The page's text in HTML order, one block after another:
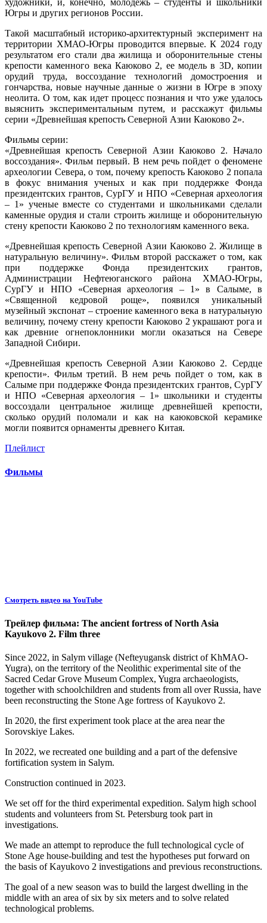
художники, и, конечно, молодежь – студенты и школьники
Югры и других регионов России.
Такой масштабный историко-архитектурный эксперимент на
территории ХМАО-Югры проводится впервые. К 2024 году
результатом его стали два жилища и оборонительные стены
крепости каменного века Каюково 2, ее модель в 3D, копии
орудий труда, воссоздание технологий домостроения и
гончарства, новые научные данные о жизни в Югре в эпоху
неолита. О том, как идет процесс познания и что уже удалось
выяснить экспериментальным путем, и расскажут фильмы
серии «Древнейшая крепость Северной Азии Каюково 2».
Фильмы серии:
«Древнейшая крепость Северной Азии Каюково 2. Начало
воссоздания». Фильм первый. В нем речь пойдет о феномене
археологии Севера, о том, почему крепость Каюково 2 попала
в фокус внимания ученых и как при поддержке Фонда
президентских грантов, СурГУ и НПО «Северная археология
– 1» ученые вместе со студентами и школьниками сделали
каменные орудия и стали строить жилище и оборонительную
стену крепости Каюково 2 по технологиям каменного века.
«Древнейшая крепость Северной Азии Каюково 2. Жилище в
натуральную величину». Фильм второй расскажет о том, как
при поддержке Фонда президентских грантов,
Администрации Нефтеюганского района ХМАО-Югры,
СурГУ и НПО «Северная археология – 1» в Салыме, в
«Священной кедровой роще», появился уникальный
музейный экспонат – строение каменного века в натуральную
величину, почему стену крепости Каюково 2 украшают рога и
как древние огнепоклонники могли оказаться на Севере
Западной Сибири.
«Древнейшая крепость Северной Азии Каюково 2. Сердце
крепости». Фильм третий. В нем речь пойдет о том, как в
Салыме при поддержке Фонда президентских грантов, СурГУ
и НПО «Северная археология – 1» школьники и студенты
воссоздали центральное жилище древнейшей крепости,
сколько орудий поломали и как на каюковской керамике
могли появится орнаменты древнего Китая.
Плейлист
Фильмы
Смотреть видео на YouTube
Трейлер фильма: The ancient fortress of North Asia
Kayukovo 2. Film three
Since 2022, in Salym village (Nefteyugansk district of KhMAO-
Yugra), on the territory of the Neolithic experimental site of the
Sacred Cedar Grove Museum Complex, Yugra archaeologists,
together with schoolchildren and students from all over Russia, have
been reconstructing the Stone Age fortress of Kayukovo 2.
In 2020, the first experiment took place at the area near the
Sorovskiye Lakes.
In 2022, we recreated one building and a part of the defensive
fortification system in Salym.
Construction continued in 2023.
We set off for the third experimental expedition. Salym high school
students and volunteers from St. Petersburg took part in
investigations.
We made an attempt to reproduce the full technological cycle of
Stone Age house-building and test the hypotheses put forward on
the basis of Kayukovo 2 investigations and previous reconstructions.
The goal of a new season was to build the largest dwelling in the
middle with an area of six by six meters and to solve related
technological problems.